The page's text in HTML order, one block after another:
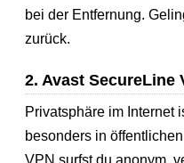
bei der Entfernung.
zurück.
2. Avast SecureLine
Privatsphäre im Internet
besonders in
VPN surfst du anonym,